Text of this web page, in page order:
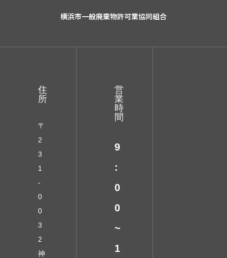
横浜市一般廃棄物許可業協同組合
住
所
〒
2
3
1
-
0
0
3
2
神
営
業
時
間
9
:
0
0
~
1